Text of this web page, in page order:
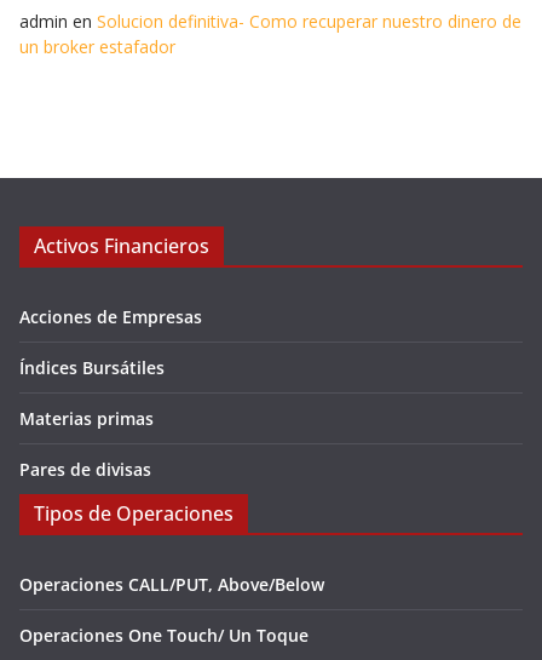
admin en Solucion definitiva- Como recuperar nuestro dinero de
un broker estafador
Activos Financieros
Acciones de Empresas
Índices Bursátiles
Materias primas
Pares de divisas
Tipos de Operaciones
Operaciones CALL/PUT, Above/Below
Operaciones One Touch/ Un Toque